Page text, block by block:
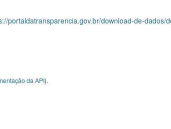
portaldatransparencia.gov.br/download-de-dados/
da API).